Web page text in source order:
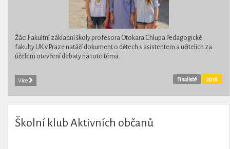
Žáci Fakultní základní školy profesora Otokara Chlupa Pedagogické
fakulty UK v Praze natáčí dokument o dětech s asistentem a učitelích za
účelem otevření debaty na toto téma.
Více 2018
Finalisté
Školní klub Aktivních občanů